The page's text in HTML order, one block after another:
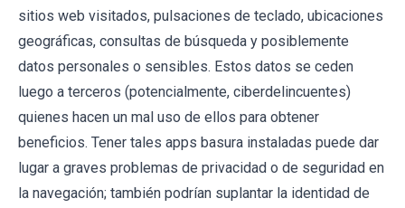
sitios web visitados, pulsaciones de teclado, ubicaciones
geográficas, consultas de búsqueda y posiblemente
datos personales o sensibles. Estos datos se ceden
luego a terceros (potencialmente, ciberdelincuentes)
quienes hacen un mal uso de ellos para obtener
beneficios. Tener tales apps basura instaladas puede dar
lugar a graves problemas de privacidad o de seguridad en
la navegación; también podrían suplantar la identidad de